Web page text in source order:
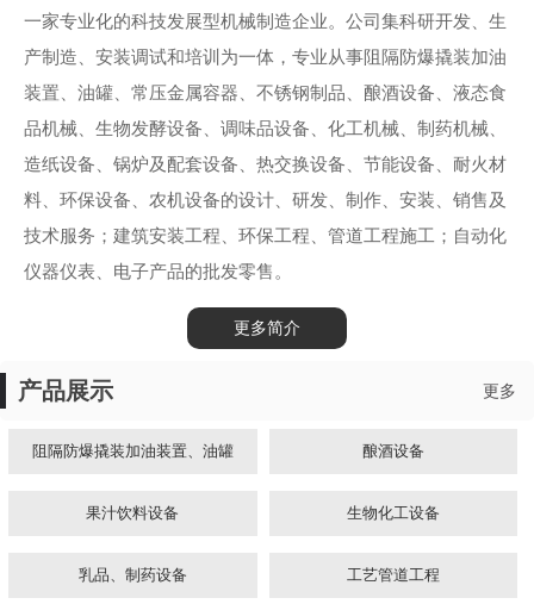
一家专业化的科技发展型机械制造企业。公司集科研开发、生
产制造、安装调试和培训为一体，专业从事阻隔防爆撬装加油
装置、油罐、常压金属容器、不锈钢制品、酿酒设备、液态食
品机械、生物发酵设备、调味品设备、化工机械、制药机械、
造纸设备、锅炉及配套设备、热交换设备、节能设备、耐火材
料、环保设备、农机设备的设计、研发、制作、安装、销售及
技术服务；建筑安装工程、环保工程、管道工程施工；自动化
仪器仪表、电子产品的批发零售。
更多简介
产品展示 更多
阻隔防爆撬装加油装置、油罐 酿酒设备
果汁饮料设备 生物化工设备
乳品、制药设备 工艺管道工程